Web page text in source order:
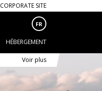
CORPORATE SITE
FR
HÉBERGEMENT
Voir plus